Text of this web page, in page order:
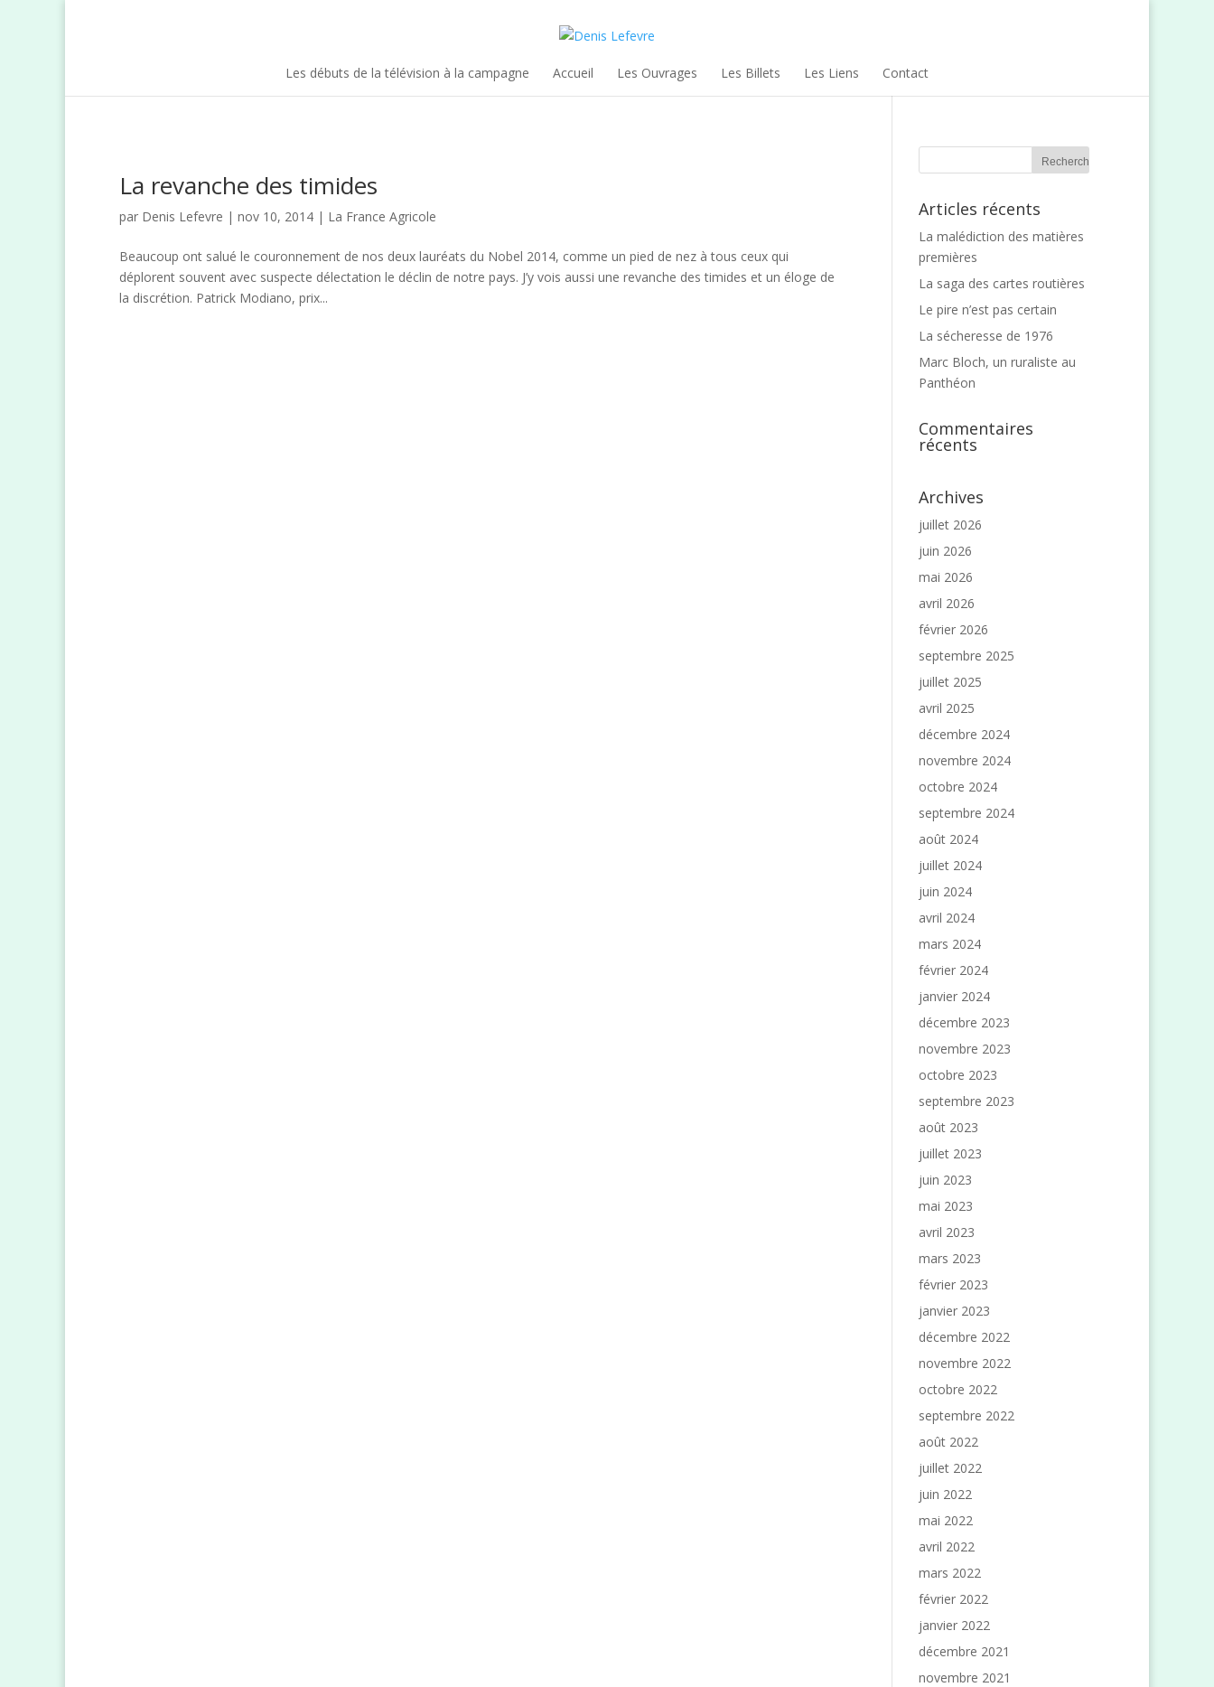
Les débuts de la télévision à la campagne Accueil Les Ouvrages Les Billets Les Liens Contact
La revanche des timides
par Denis Lefevre | nov 10, 2014 | La France Agricole
Beaucoup ont salué le couronnement de nos deux lauréats du Nobel 2014, comme un pied de nez à tous ceux qui
déplorent souvent avec suspecte délectation le déclin de notre pays. J’y vois aussi une revanche des timides et un éloge de
la discrétion. Patrick Modiano, prix...
Articles récents
La malédiction des matières
premières
La saga des cartes routières
Le pire n’est pas certain
La sécheresse de 1976
Marc Bloch, un ruraliste au
Panthéon
Commentaires
récents
Archives
juillet 2026
juin 2026
mai 2026
avril 2026
février 2026
septembre 2025
juillet 2025
avril 2025
décembre 2024
novembre 2024
octobre 2024
septembre 2024
août 2024
juillet 2024
juin 2024
avril 2024
mars 2024
février 2024
janvier 2024
décembre 2023
novembre 2023
octobre 2023
septembre 2023
août 2023
juillet 2023
juin 2023
mai 2023
avril 2023
mars 2023
février 2023
janvier 2023
décembre 2022
novembre 2022
octobre 2022
septembre 2022
août 2022
juillet 2022
juin 2022
mai 2022
avril 2022
mars 2022
février 2022
janvier 2022
décembre 2021
novembre 2021